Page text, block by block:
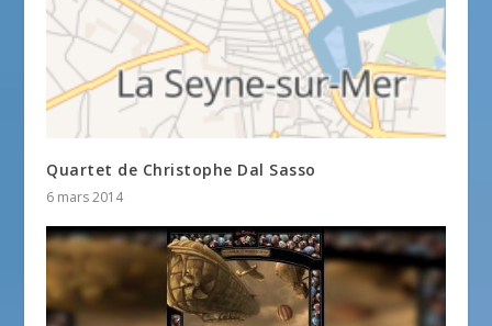
Quartet de Christophe Dal Sasso
6 mars 2014